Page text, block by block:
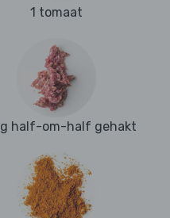
1 tomaat
half-om-half gehakt